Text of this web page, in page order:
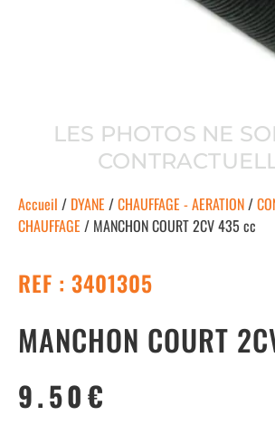
LES PHOTOS NE
Accueil / DYANE /CHAUFFAGE - AERATION/
CHAUFFAGE / MANCHON COURT 2CV 435 cc
REF : 3401305
MANCHON COURT
9.50€